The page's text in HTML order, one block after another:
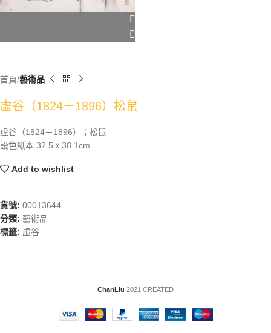
首頁 藝術品
虛谷（1824－1896）松鼠
虛谷（1824－1896）；松鼠
設色紙本 32.5ｘ38.1cm
Add to wishlist
貨號: 00013644
分類: 藝術品
標籤: 虛谷
ChanLiu 2021 CREATED